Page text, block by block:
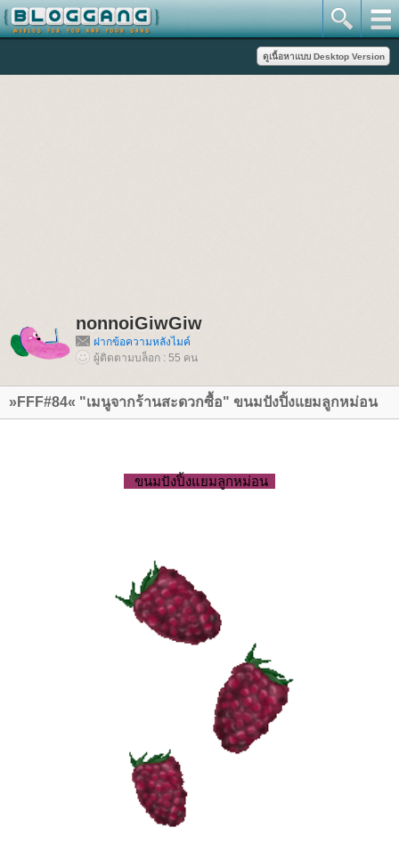
nonnoiGiwGiw
ฝากข้อความหลังไมค์
ผู้ติดตามบล็อก : 55 คน
»FFF#84« "เมนูจากร้านสะดวกซื้อ" ขนมปังปิ้งแยมลูกหม่อน
ขนมปังปิ้งแยมลูกหม่อน